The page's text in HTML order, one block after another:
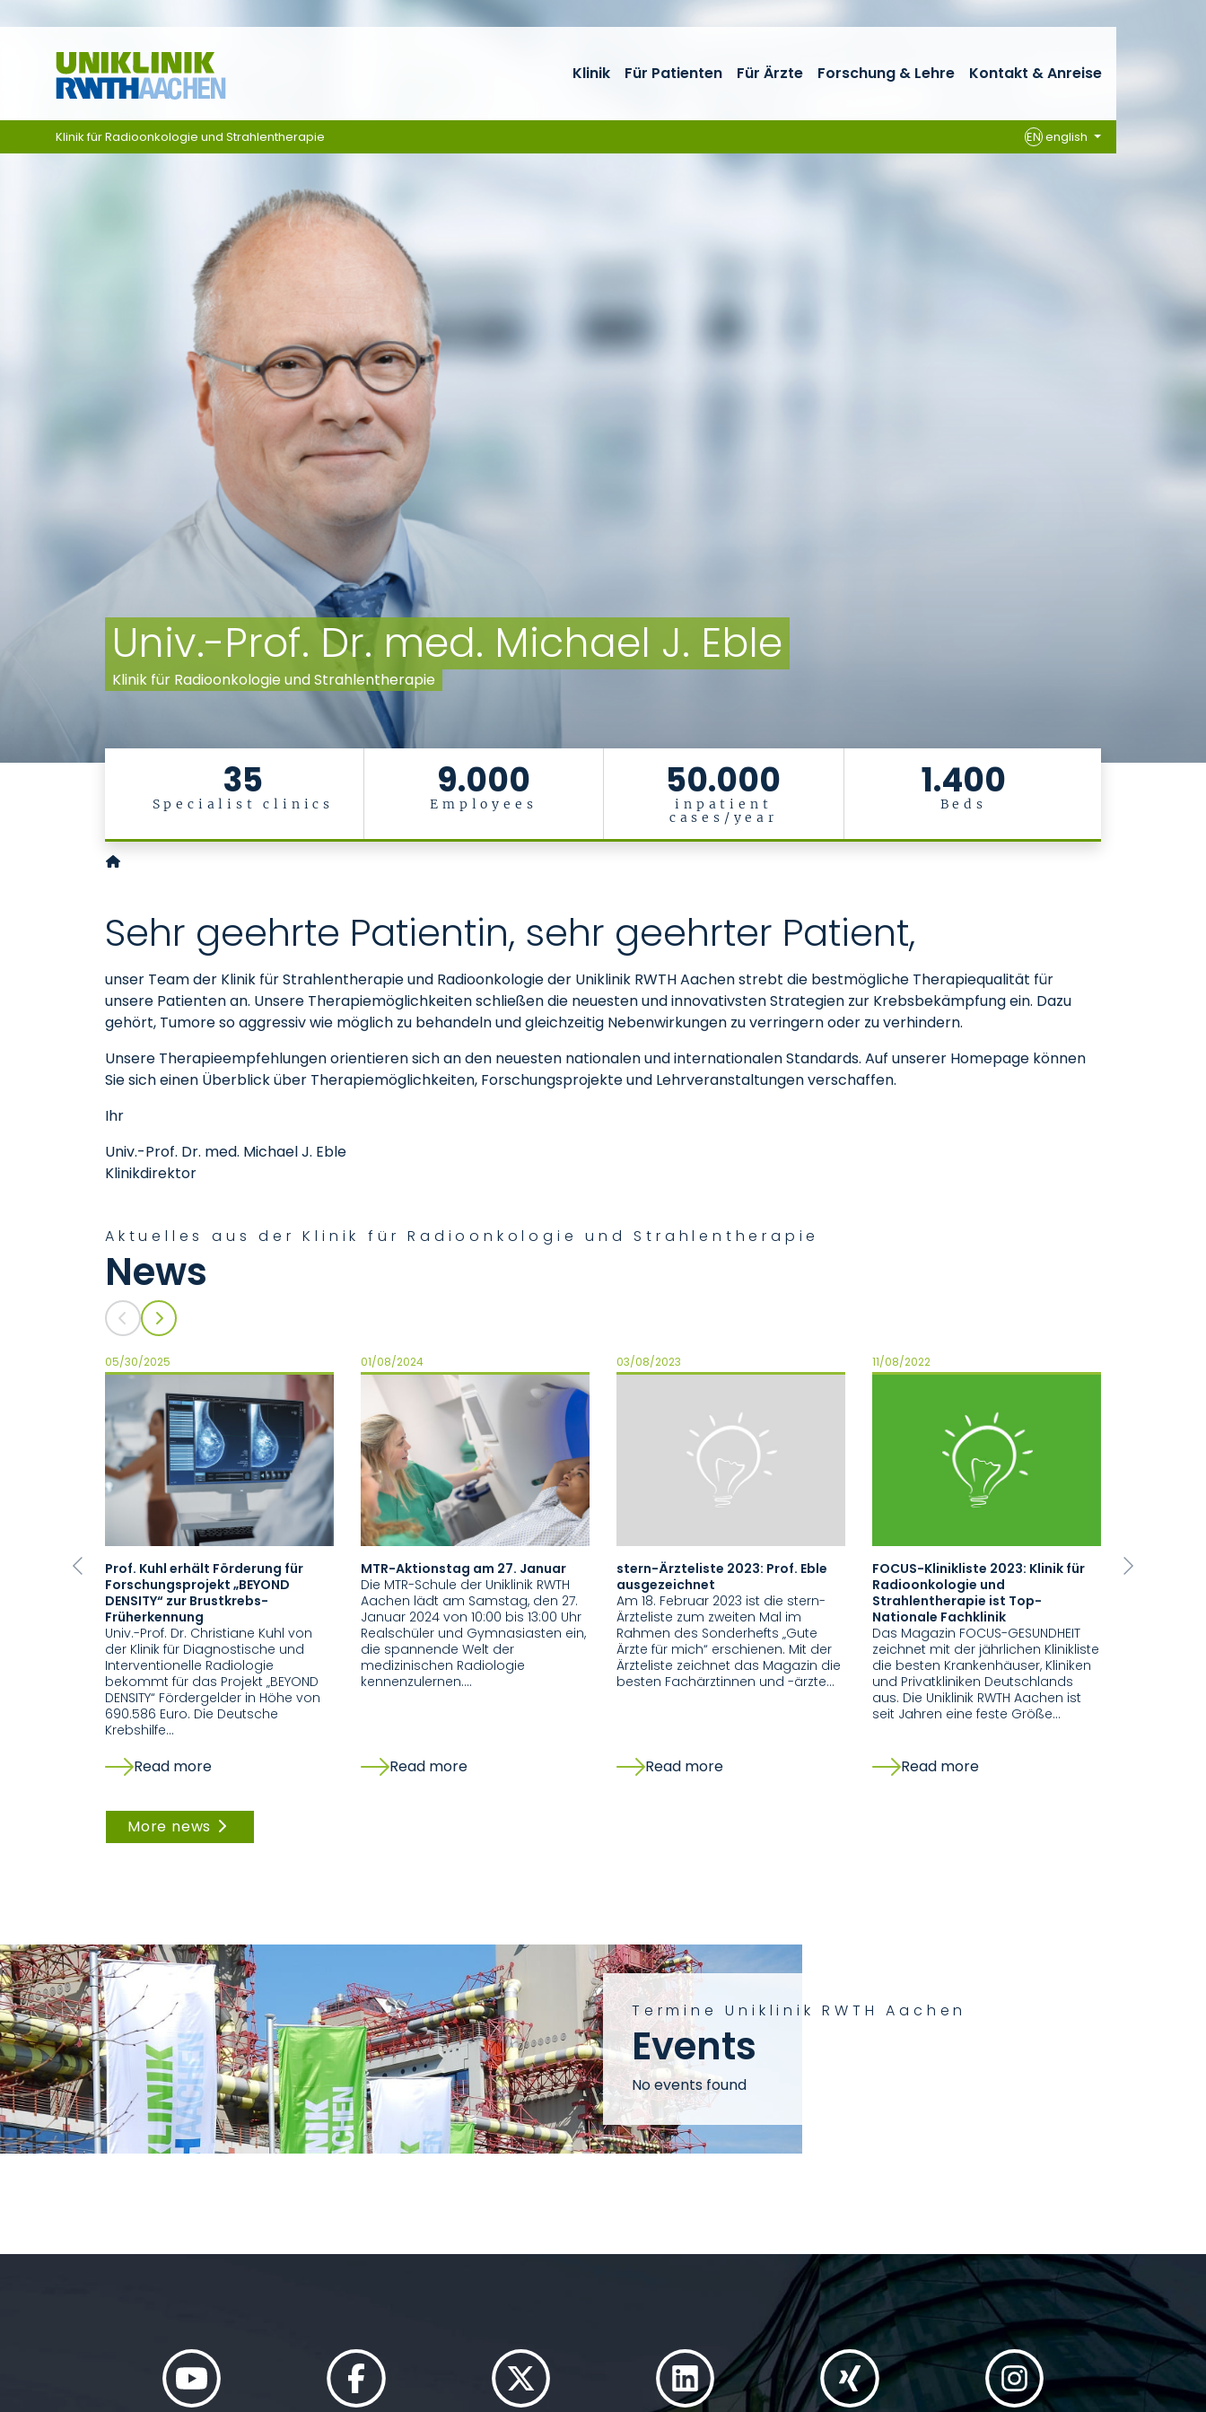
Univ.-Prof. Dr. med. Michael J. Eble
Klinik für Radioonkologie und Strahlentherapie
35
Specialist clinics
9.000
Employees
50.000
inpatient
cases/year
1.400
Beds
Klinik Für Patienten Für Ärzte Forschung & Lehre Kontakt & Anreise
Klinik für Radioonkologie und Strahlentherapie EN english
Klinik für Radioonkologie und Strahlentherapie
Sehr geehrte Patientin, sehr geehrter Patient,
unser Team der Klinik für Strahlentherapie und Radioonkologie der Uniklinik RWTH Aachen strebt die bestmögliche Therapiequalität für
unsere Patienten an. Unsere Therapiemöglichkeiten schließen die neuesten und innovativsten Strategien zur Krebsbekämpfung ein. Dazu
gehört, Tumore so aggressiv wie möglich zu behandeln und gleichzeitig Nebenwirkungen zu verringern oder zu verhindern.
Unsere Therapieempfehlungen orientieren sich an den neuesten nationalen und internationalen Standards. Auf unserer Homepage können
Sie sich einen Überblick über Therapiemöglichkeiten, Forschungsprojekte und Lehrveranstaltungen verschaffen.
Ihr
Univ.-Prof. Dr. med. Michael J. Eble
Klinikdirektor
Aktuelles aus der Klinik für Radioonkologie und Strahlentherapie
News
05/30/2025
Prof. Kuhl erhält Förderung für
Forschungsprojekt „BEYOND
DENSITY“ zur Brustkrebs-
Früherkennung
Univ.-Prof. Dr. Christiane Kuhl von
der Klinik für Diagnostische und
Interventionelle Radiologie
bekommt für das Projekt „BEYOND
DENSITY“ Fördergelder in Höhe von
690.586 Euro. Die Deutsche
Krebshilfe…
Read more
01/08/2024
MTR-Aktionstag am 27. Januar
Die MTR-Schule der Uniklinik RWTH
Aachen lädt am Samstag, den 27.
Januar 2024 von 10:00 bis 13:00 Uhr
Realschüler und Gymnasiasten ein,
die spannende Welt der
medizinischen Radiologie
kennenzulernen.…
Read more
03/08/2023
stern-Ärzteliste 2023: Prof. Eble
ausgezeichnet
Am 18. Februar 2023 ist die stern-
Ärzteliste zum zweiten Mal im
Rahmen des Sonderhefts „Gute
Ärzte für mich“ erschienen. Mit der
Ärzteliste zeichnet das Magazin die
besten Fachärztinnen und -ärzte…
Read more
11/08/2022
FOCUS-Klinikliste 2023: Klinik für
Radioonkologie und
Strahlentherapie ist Top-
Nationale Fachklinik
Das Magazin FOCUS-GESUNDHEIT
zeichnet mit der jährlichen Klinikliste
die besten Krankenhäuser, Kliniken
und Privatkliniken Deutschlands
aus. Die Uniklinik RWTH Aachen ist
seit Jahren eine feste Größe…
Read more
stern-
Previous Next
More news
Termine Uniklinik RWTH Aachen
Events
No events found